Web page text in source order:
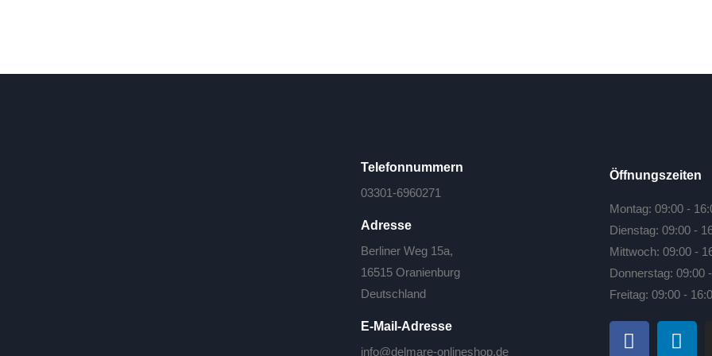
Telefonnummern
03301-6960271
Adresse
Berliner Weg 15a,
16515 Oranienburg
Deutschland
E-Mail-Adresse
info@delmare-onlineshop.de
Öffnungszeiten
Montag: 09:00 -
Dienstag: 09:00 -
Mittwoch: 09:00 -
Donnerstag: 09:00
Freitag: 09:00 -